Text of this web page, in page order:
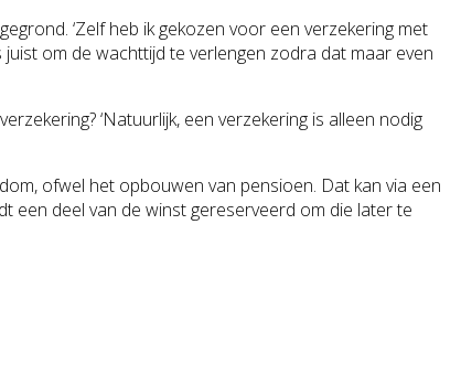
‘Zelf heb ik gekozen voor een verzekering met
om de wachttijd te verlengen zodra dat maar even
‘Natuurlijk, een verzekering is alleen nodig
ofwel het opbouwen van pensioen. Dat kan via een
een deel van de winst gereserveerd om die later te